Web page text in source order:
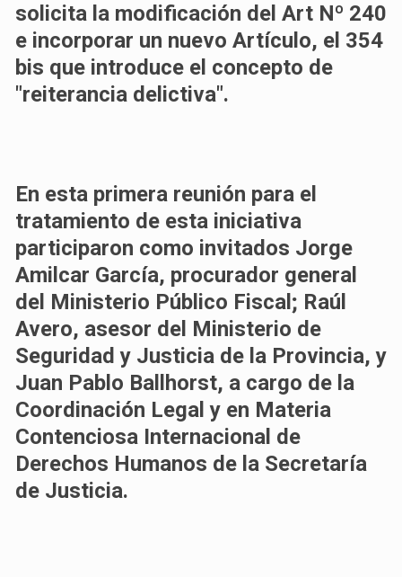
solicita la modificación del Art Nº 240
e incorporar un nuevo Artículo, el 354
bis que introduce el concepto de
"reiterancia delictiva".
En esta primera reunión para el
tratamiento de esta iniciativa
participaron como invitados Jorge
Amilcar García, procurador general
del Ministerio Público Fiscal; Raúl
Avero, asesor del Ministerio de
Seguridad y Justicia de la Provincia, y
Juan Pablo Ballhorst, a cargo de la
Coordinación Legal y en Materia
Contenciosa Internacional de
Derechos Humanos de la Secretaría
de Justicia.